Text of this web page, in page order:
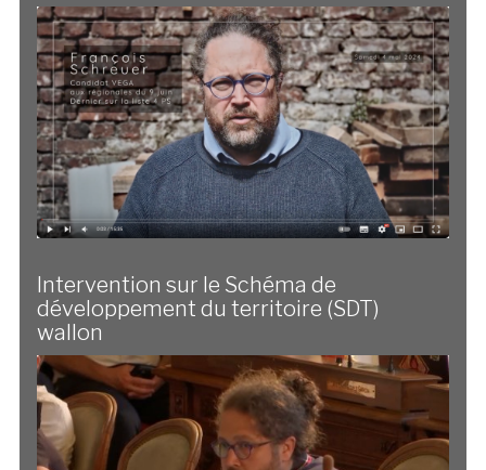
Intervention sur le Schéma de
développement du territoire (SDT)
wallon